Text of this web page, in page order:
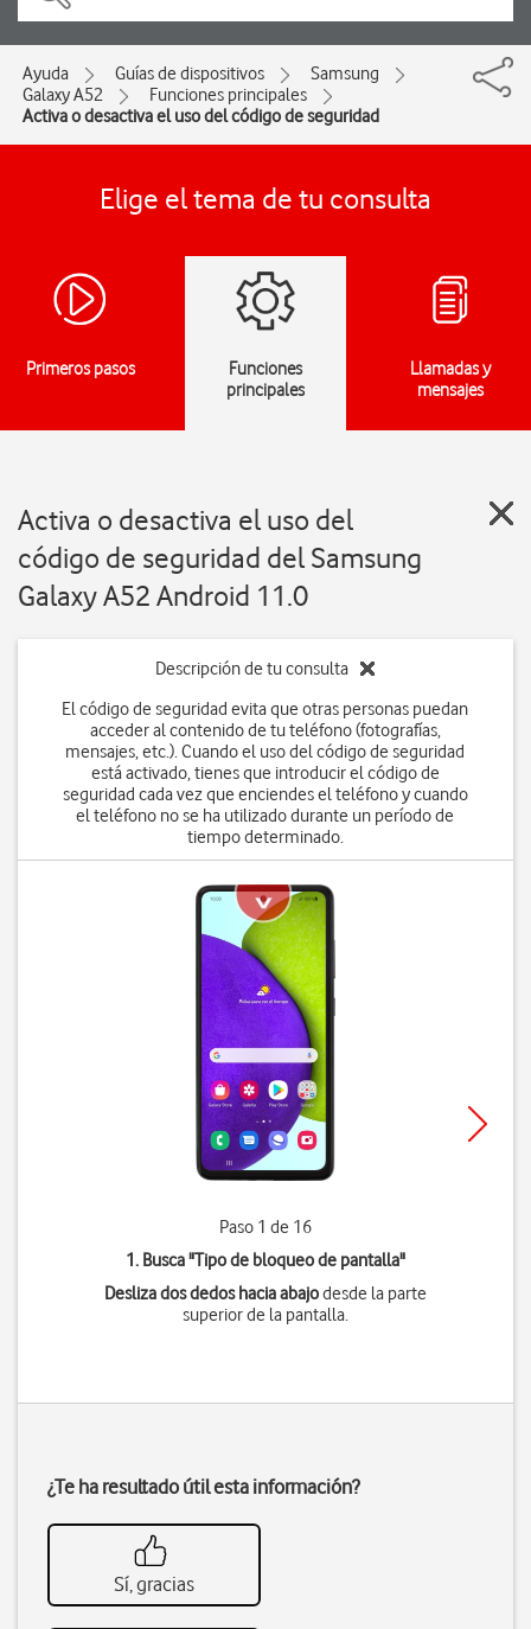
Ayuda Guías de dispositivos
Samsung
Galaxy A52
Funciones principales
Activa o desactiva el uso del código de seguridad
Elige el tema de tu consulta
Primeros pasos
Funciones
principales
Llamadas y
mensajes
Activa o desactiva el uso del
código de seguridad del Samsung
Galaxy A52 Android 11.0
Descripción de tu consulta
El código de seguridad evita que otras personas puedan
acceder al contenido de tu teléfono (fotografías,
mensajes, etc.). Cuando el uso del código de seguridad
está activado, tienes que introducir el código de
seguridad cada vez que enciendes el teléfono y cuando
el teléfono no se ha utilizado durante un período de
tiempo determinado.
Paso 1 de 16
1. Busca "Tipo de bloqueo de pantalla"
Desliza dos dedos hacia abajodesde la parte
superior de la pantalla.
¿Te ha resultado útil esta información?
Sí, gracias